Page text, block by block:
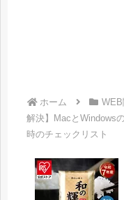
ホーム WEB
解決】MacとWindows
時のチェックリスト